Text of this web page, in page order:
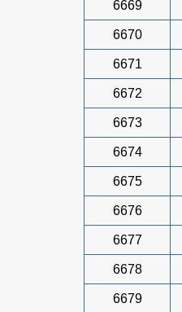
6669
6670
6671
6672
6673
6674
6675
6676
6677
6678
6679